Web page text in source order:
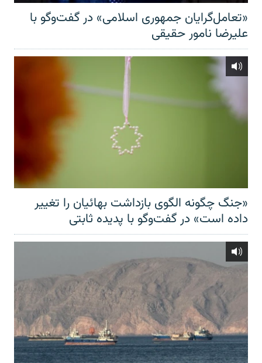
«تعامل‌گرایان جمهوری اسلامی» در گفت‌وگو با
علیرضا نامور حقیقی
«جنگ چگونه الگوی بازداشت بهائیان را تغییر
داده است» در گفت‌وگو با پدیده ثابتی